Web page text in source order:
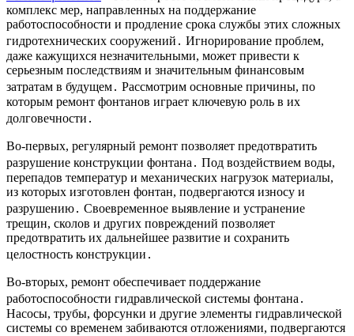
комплекс мер, направленных на поддержание
работоспособности и продление срока службы этих сложных
гидротехнических сооружений․ Игнорирование проблем,
даже кажущихся незначительными, может привести к
серьезным последствиям и значительным финансовым
затратам в будущем․ Рассмотрим основные причины, по
которым ремонт фонтанов играет ключевую роль в их
долговечности․
Во-первых, регулярный ремонт позволяет предотвратить
разрушение конструкции фонтана․ Под воздействием воды,
перепадов температур и механических нагрузок материалы,
из которых изготовлен фонтан, подвергаются износу и
разрушению․ Своевременное выявление и устранение
трещин, сколов и других повреждений позволяет
предотвратить их дальнейшее развитие и сохранить
целостность конструкции․
Во-вторых, ремонт обеспечивает поддержание
работоспособности гидравлической системы фонтана․
Насосы, трубы, форсунки и другие элементы гидравлической
системы со временем забиваются отложениями, подвергаются